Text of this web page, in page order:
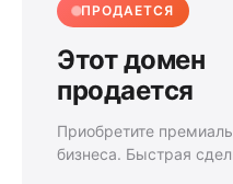
ПРОДАЕТСЯ
Этот домен
продается
Приобретите
бизнеса. Быстрая